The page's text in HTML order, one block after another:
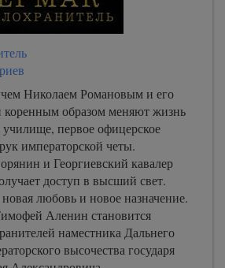
Николаем Романовым и его
коренным образом меняют жизнь
первое офицерское
императорской четы.
и Георгиевский кавалер
доступ в высший свет.
любовь и новое назначение.
Аленин становится
наместника Дальнего
высочества государя